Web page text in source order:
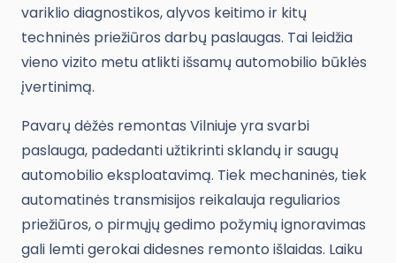
variklio diagnostikos, alyvos keitimo ir kitų
techninės priežiūros darbų paslaugas. Tai leidžia
vieno vizito metu atlikti išsamų automobilio būklės
įvertinimą.
Pavarų dėžės remontas Vilniuje yra svarbi
paslauga, padedanti užtikrinti sklandų ir saugų
automobilio eksploatavimą. Tiek mechaninės, tiek
automatinės transmisijos reikalauja reguliarios
priežiūros, o pirmųjų gedimo požymių ignoravimas
gali lemti gerokai didesnes remonto išlaidas. Laiku